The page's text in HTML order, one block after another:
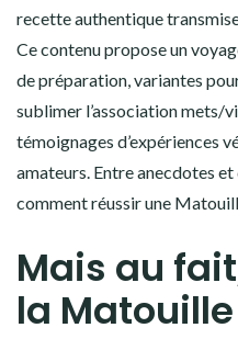
recette authentique
Ce contenu propose un
de préparation, variantes
sublimer l’association mets/
témoignages d’expériences
amateurs. Entre anecdotes
comment réussir une
Mais au
la Matouille